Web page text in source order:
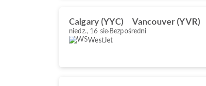
Calgary (YYC) Vancouver (YVR)
niedz., 16 sie Bezpośredni
WestJet